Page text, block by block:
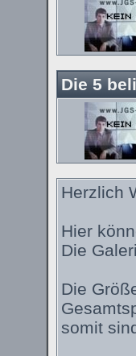
Die 5
Herzlich
Hier
Die
Die
somit